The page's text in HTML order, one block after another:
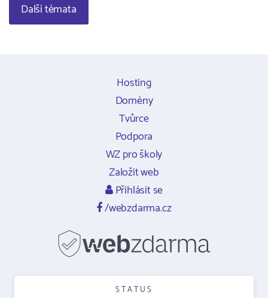
Další témata
Hosting
Domény
Tvůrce
Podpora
WZ pro školy
Založit web
Přihlásit se
/webzdarma.cz
STATUS